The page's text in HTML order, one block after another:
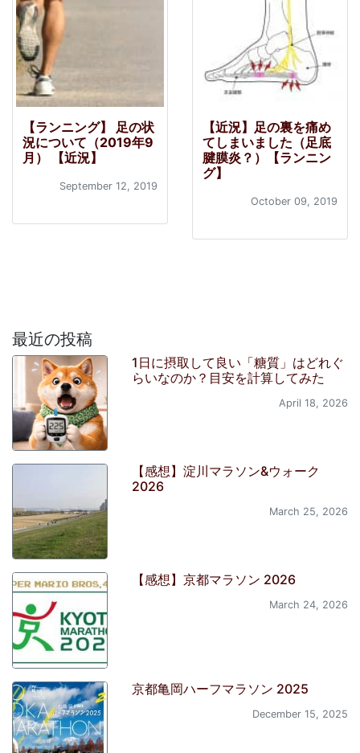
【ランニング】 足の状
況について（2019年9
月） 【近況】
September 12, 2019
【近況】足の裏を痛め
てしまいました（足底
腱膜炎？）【ランニン
グ】
October 09, 2019
最近の投稿
1日に摂取して良い「糖質」はどれぐ
らいなのか？目安を計算してみた
April 18, 2026
【感想】淀川マラソン&ウォーク
2026
March 25, 2026
【感想】京都マラソン 2026
March 24, 2026
京都亀岡ハーフマラソン 2025
December 15, 2025